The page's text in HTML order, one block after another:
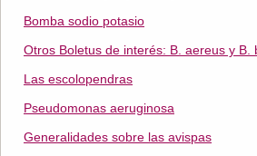
Bomba sodio potasio
Otros Boletus de interés: B. aereus y B.
Las escolopendras
Pseudomonas aeruginosa
Generalidades sobre las avispas